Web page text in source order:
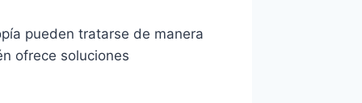
pueden tratarse de manera
ofrece soluciones